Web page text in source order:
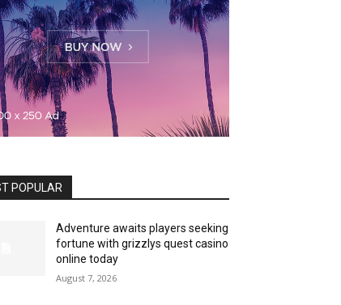
POPULAR
Adventure awaits players seeking
fortune with grizzlys quest casino
online today
August 7, 2026